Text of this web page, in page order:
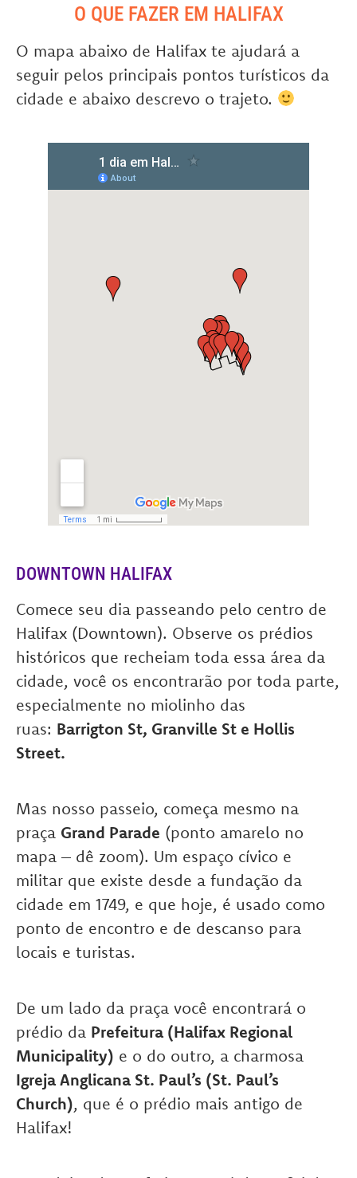
O QUE FAZER EM HALIFAX
O mapa abaixo de Halifax te ajudará a
seguir pelos principais pontos turísticos da
cidade e abaixo descrevo o trajeto.
DOWNTOWN HALIFAX
Comece seu dia passeando pelo centro de
Halifax (Downtown). Observe os prédios
históricos que recheiam toda essa área da
cidade, você os encontrarão por toda parte,
especialmente no miolinho das
ruas: Barrigton St, Granville St e Hollis
Street.
Mas nosso passeio, começa mesmo na
praça Grand Parade (ponto amarelo no
mapa – dê zoom). Um espaço cívico e
militar que existe desde a fundação da
cidade em 1749, e que hoje, é usado como
ponto de encontro e de descanso para
locais e turistas.
De um lado da praça você encontrará o
prédio da Prefeitura (Halifax Regional
Municipality) e o do outro, a charmosa
Igreja Anglicana St. Paul’s (St. Paul’s
Church), que é o prédio mais antigo de
Halifax!